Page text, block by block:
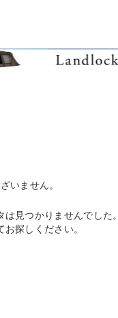
いません。
見つかりませんでした。
探しください。